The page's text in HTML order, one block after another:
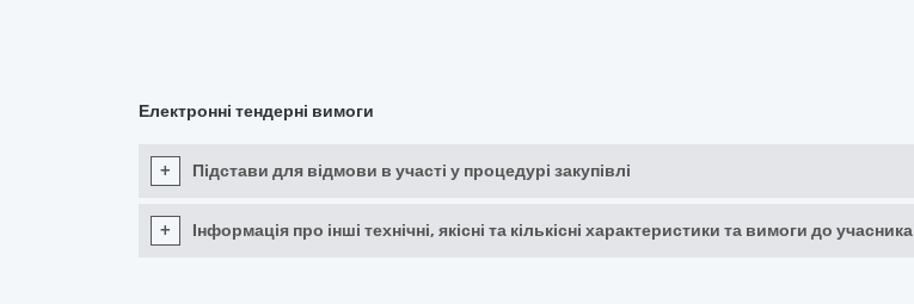
Електронні тендерні вимоги
+ Підстави для відмови в участі у процедурі закупівлі
+ Інформація про інші технічні, якісні та кількісні характеристики та вимоги до учасника